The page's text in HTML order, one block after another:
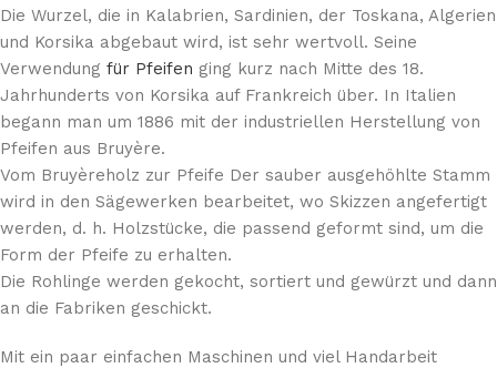
Die Wurzel, die in Kalabrien, Sardinien, der Toskana, Algerien
und Korsika abgebaut wird, ist sehr wertvoll. Seine
Verwendung für Pfeifen ging kurz nach Mitte des 18.
Jahrhunderts von Korsika auf Frankreich über. In Italien
begann man um 1886 mit der industriellen Herstellung von
Pfeifen aus Bruyère.
Vom Bruyèreholz zur Pfeife Der sauber ausgehöhlte Stamm
wird in den Sägewerken bearbeitet, wo Skizzen angefertigt
werden, d. h. Holzstücke, die passend geformt sind, um die
Form der Pfeife zu erhalten.
Die Rohlinge werden gekocht, sortiert und gewürzt und dann
an die Fabriken geschickt.
Mit ein paar einfachen Maschinen und viel Handarbeit